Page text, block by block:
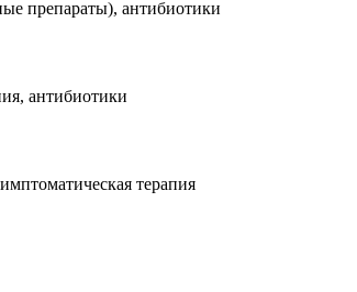
препараты), антибиотики
антибиотики
терапия